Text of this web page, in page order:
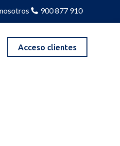
900 877 910
Acceso clientes